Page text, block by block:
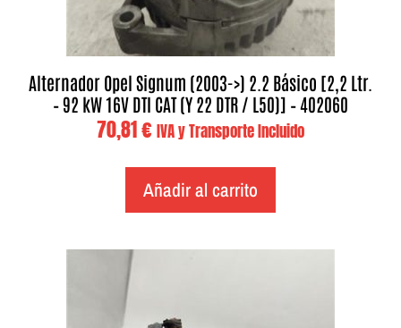
Alternador Opel Signum (2003->) 2.2 Básico [2,2 Ltr.
– 92 kW 16V DTI CAT (Y 22 DTR / L50)] – 402060
70,81€ IVA y Transporte Incluido
Añadir al carrito